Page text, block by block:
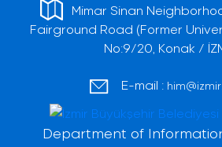
Mimar Sinan
Fairground Road (Former
No:9/20, Konak /
E-mail :
Department of